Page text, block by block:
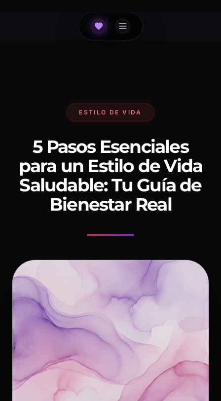
ESTILO DE VIDA
5 Pasos Esenciales
para un Estilo de Vida
Saludable: Tu Guía de
Bienestar Real